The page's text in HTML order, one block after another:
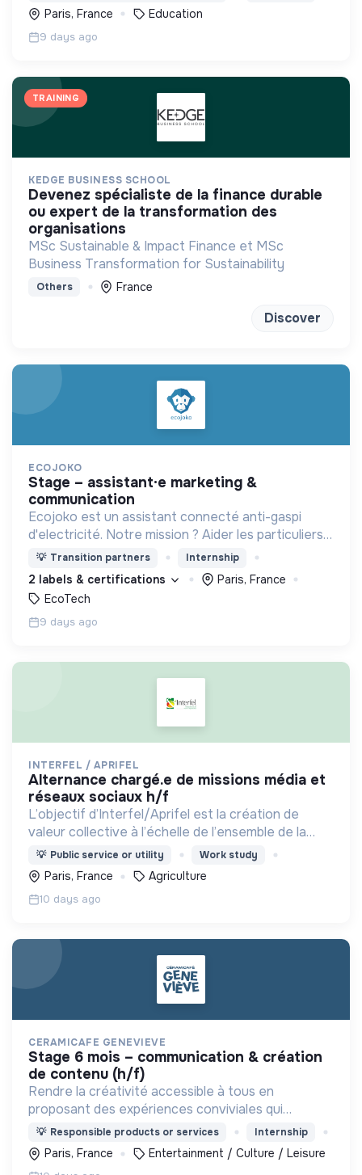
Paris, France Education
9 days ago
TRAINING
KEDGE BUSINESS SCHOOL
devenez spécialiste de la finance durable
ou expert de la transformation des
organisations
MSc Sustainable & Impact Finance et MSc
Business Transformation for Sustainability
Others France
Discover
ECOJOKO
stage – assistant·e marketing &
communication
Ecojoko est un assistant connecté anti-gaspi
d'electricité. Notre mission ? Aider les particuliers à
comprendre où ils consomment, et à baisser leurs
consommations.
💡 Transition partners Internship
2 labels & certifications
Paris, France
EcoTech
9 days ago
INTERFEL / APRIFEL
alternance chargé.e de missions média et
réseaux sociaux h/f
L’objectif d’Interfel/Aprifel est la création de
valeur collective à l’échelle de l’ensemble de la
filière des fruits & légumes
💡 Public service or utility Work study
Paris, France Agriculture
10 days ago
CERAMICAFE GENEVIEVE
stage 6 mois – communication & création
de contenu (h/f)
Rendre la créativité accessible à tous en
proposant des expériences conviviales qui
favorisent le bien-être, le lien social et l'expression
de soi.
💡 Responsible products or services Internship
Paris, France Entertainment / Culture / Leisure